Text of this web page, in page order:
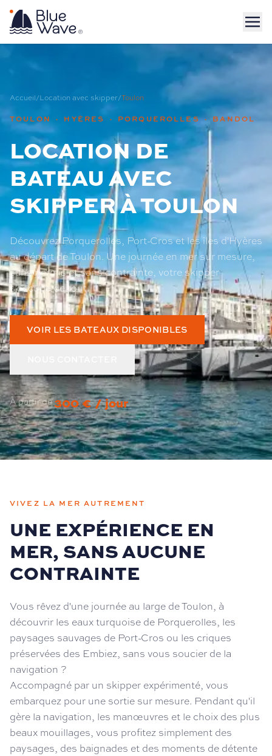
Accueil/Location avec skipper/Toulon
TOULON · HYÈRES · PORQUEROLLES · BANDOL
LOCATION DE
BATEAU AVEC
SKIPPER À TOULON
Découvrez Porquerolles, Port-Cros et les îles d'Hyères
au départ de Toulon. Une journée en mer sur mesure,
sans permis et sans contrainte, votre skipper
s'occupe de tout.
VOIR LES BATEAUX DISPONIBLES
À partir de300 € / jour
VIVEZ LA MER AUTREMENT
UNE EXPÉRIENCE EN
MER, SANS AUCUNE
CONTRAINTE
Vous rêvez d'une journée au large de Toulon, à
découvrir les eaux turquoise de Porquerolles, les
paysages sauvages de Port-Cros ou les criques
préservées des Embiez, sans vous soucier de la
navigation ?
Accompagné par un skipper expérimenté, vous
embarquez pour une sortie sur mesure. Pendant qu'il
gère la navigation, les manœuvres et le choix des plus
beaux mouillages, vous profitez simplement des
paysages, des baignades et des moments de détente